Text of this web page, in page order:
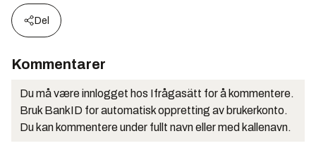
Del
Kommentarer
Du må være innlogget hos Ifrågasätt for å kommentere.
Bruk BankID for automatisk oppretting av brukerkonto.
Du kan kommentere under fullt navn eller med kallenavn.